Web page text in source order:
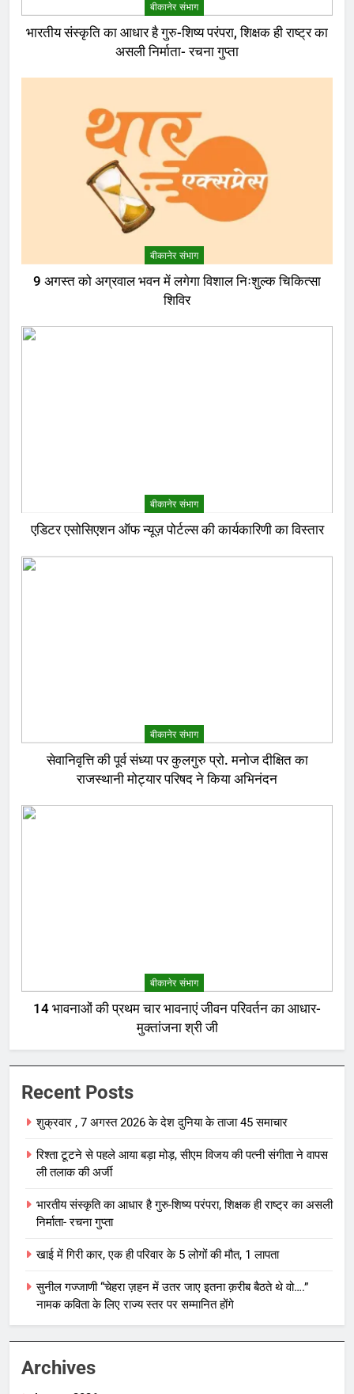
बीकानेर संभाग
भारतीय संस्कृति का आधार है गुरु-शिष्य परंपरा, शिक्षक ही राष्ट्र का
असली निर्माता- रचना गुप्ता
बीकानेर संभाग
9 अगस्त को अग्रवाल भवन में लगेगा विशाल निःशुल्क चिकित्सा
शिविर
बीकानेर संभाग
एडिटर एसोसिएशन ऑफ न्यूज़ पोर्टल्स की कार्यकारिणी का विस्तार
बीकानेर संभाग
सेवानिवृत्ति की पूर्व संध्या पर कुलगुरु प्रो. मनोज दीक्षित का
राजस्थानी मोट्यार परिषद ने किया अभिनंदन
बीकानेर संभाग
14 भावनाओं की प्रथम चार भावनाएं जीवन परिवर्तन का आधार-
मुक्तांजना श्री जी
Recent Posts
शुक्रवार , 7 अगस्त 2026 के देश दुनिया के ताजा 45 समाचार
रिश्ता टूटने से पहले आया बड़ा मोड़, सीएम विजय की पत्नी संगीता ने वापस
ली तलाक की अर्जी
भारतीय संस्कृति का आधार है गुरु-शिष्य परंपरा, शिक्षक ही राष्ट्र का असली
निर्माता- रचना गुप्ता
खाई में गिरी कार, एक ही परिवार के 5 लोगों की मौत, 1 लापता
सुनील गज्जाणी “चेहरा ज़हन में उतर जाए इतना क़रीब बैठते थे वो….”
नामक कविता के लिए राज्य स्तर पर सम्मानित होंगे
Archives